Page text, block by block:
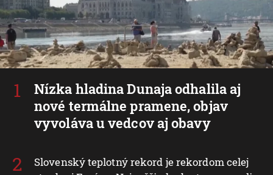
Nízka hladina Dunaja odhalila aj
nové termálne pramene, objav
vyvoláva u vedcov aj obavy
Slovenský teplotný rekord je rekordom celej